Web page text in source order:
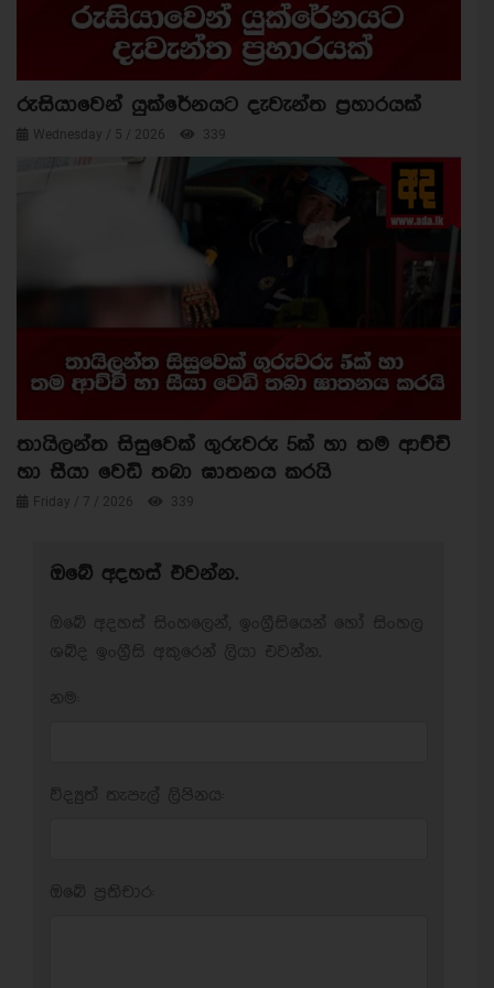
රුසියාවෙන් යුක්රේනයට දැවැන්ත ප්‍රහාරයක්
Wednesday / 5 / 2026 339
තායිලන්ත සිසුවෙක් ගුරුවරු 5ක් හා තම ආච්චි
හා සීයා වෙඩි තබා ඝාතනය කරයි
Friday / 7 / 2026 339
ඔබේ අදහස් එවන්න.